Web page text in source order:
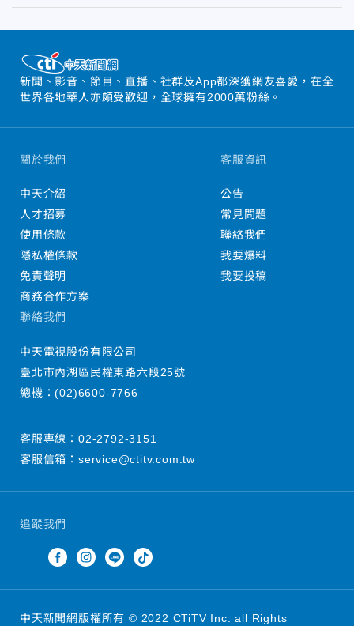
新聞、影音、節目、直播、社群及App都深獲網友喜愛，在全
世界各地華人亦頗受歡迎，全球擁有2000萬粉絲。
追蹤我們
關於我們
中天介紹
人才招募
使用條款
隱私權條款
免責聲明
商務合作方案
客服資訊
公告
常見問題
聯絡我們
我要爆料
我要投稿
聯絡我們
中天電視股份有限公司
臺北市內湖區民權東路六段25號
總機：(02)6600-7766
客服專線： 02-2792-3151
客服信箱： service@ctitv.com.tw
中天新聞網版權所有 © 2022 CTiTV Inc. all Rights